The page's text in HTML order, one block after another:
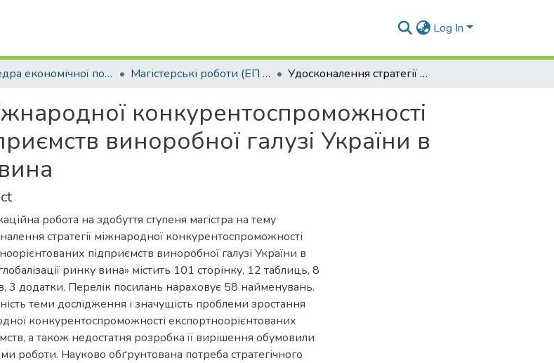
Log In
Кафедра економічної політики та безпеки (ЕП та Б) Магістерські роботи (ЕП та Б) Удосконалення стратегії міжнародної конкурентоспроможності експортоорієнтованих підприємств виноробної галузі України в умовах глобалізації ринку вина
конкурентоспроможності
виноробної галузі України в
робота на здобуття ступеня магістра на тему
стратегії міжнародної конкурентоспроможності
підприємств виноробної галузі України в
ринку вина» містить 101 сторінку, 12 таблиць, 8
3 додатки. Перелік посилань нараховує 58 найменувань.
теми дослідження і значущість проблеми зростання
конкурентоспроможності експортноорієнтованих
а також недостатня розробка її вирішення обумовили
роботи. Науково обґрунтована потреба стратегічного